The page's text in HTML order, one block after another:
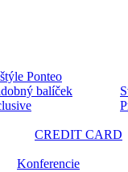
Ponteo
balíček
CREDIT CARD
Konferencie